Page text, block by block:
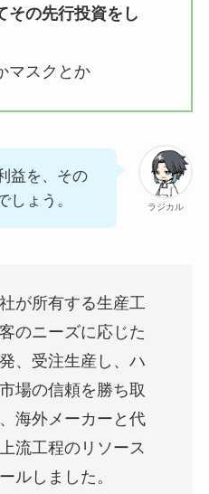
その先行投資をし
マスクとか
ラジカル
益を、その
しょう。
が所有する生産工
のニーズに応じた
、受注生産し、ハ
場の信頼を勝ち取
海外メーカーと代
流工程のリソース
ルしました。